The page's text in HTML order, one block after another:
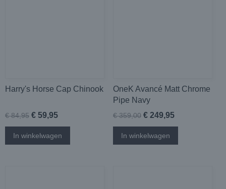
Harry's Horse Cap Chinook
€ 84,95 € 59,95
In winkelwagen
OneK Avancé Matt Chrome
Pipe Navy
€ 359,00 € 249,95
In winkelwagen